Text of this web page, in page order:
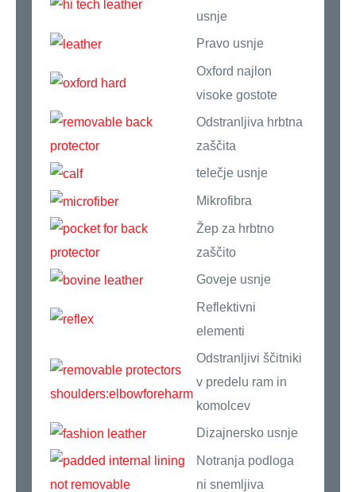
usnje
Pravo usnje
Oxford najlon
visoke gostote
Odstranljiva hrbtna
zaščita
telečje usnje
Mikrofibra
Žep za hrbtno
zaščito
Goveje usnje
Reflektivni
elementi
Odstranljivi ščitniki
v predelu ram in
komolcev
Dizajnersko usnje
Notranja podloga
ni snemljiva